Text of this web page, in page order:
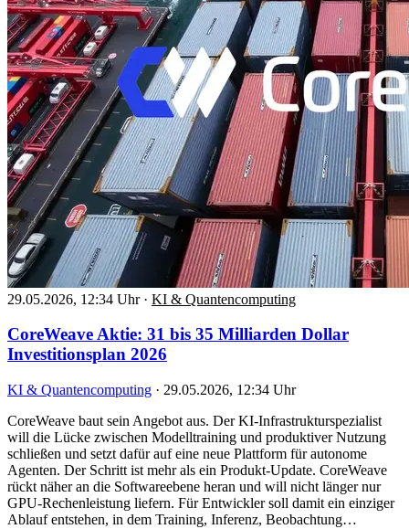
29.05.2026, 12:34 Uhr · KI & Quantencomputing
CoreWeave Aktie: 31 bis 35 Milliarden Dollar
Investitionsplan 2026
KI & Quantencomputing · 29.05.2026, 12:34 Uhr
CoreWeave baut sein Angebot aus. Der KI-Infrastrukturspezialist
will die Lücke zwischen Modelltraining und produktiver Nutzung
schließen und setzt dafür auf eine neue Plattform für autonome
Agenten. Der Schritt ist mehr als ein Produkt-Update. CoreWeave
rückt näher an die Softwareebene heran und will nicht länger nur
GPU-Rechenleistung liefern. Für Entwickler soll damit ein einziger
Ablauf entstehen, in dem Training, Inferenz, Beobachtung…